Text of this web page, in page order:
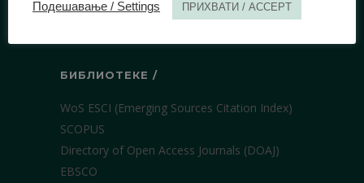
11000 Београд
БИБЛИОТЕКЕ /
WoS ESCI (Emerging Sources Citation Index)
SCOPUS
Directory of Open Access Journals (DOAJ)
EBSCO
Подешавање / Settings ПРИХВАТИ / ACCEPT